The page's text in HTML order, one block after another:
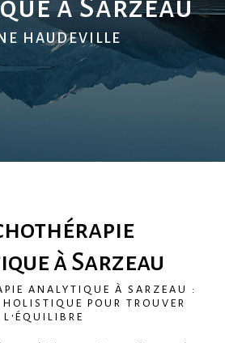
à Sarzeau
HAUDEVILLE
à Sarzeau
ANALYTIQUE À SARZEAU :
HOLISTIQUE POUR TROUVER
L'ÉQUILIBRE